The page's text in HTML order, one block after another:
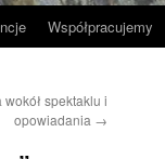
Współpracujemy
wokół spektaklu i
opowiadania →